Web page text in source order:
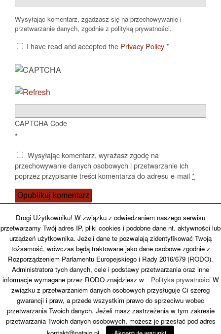
Wysyłając komentarz, zgadzasz się na przechowywanie i
przetwarzanie danych, zgodnie z polityką prywatności.
I have read and accepted the Privacy Policy*
CAPTCHA Code
*
Wysyłając komentarz, wyrażasz zgodę na
przechowywanie danych osobowych i przetwarzanie ich
poprzez przypisanie treści komentarza do adresu e-mail*
Potwierdź, że nie jesteś spamerem
Drogi Użytkowniku! W związku z odwiedzaniem naszego serwisu
przetwarzamy Twój adres IP, pliki cookies i podobne dane nt. aktywności lub
urządzeń użytkownika. Jeżeli dane te pozwalają zidentyfikować Twoją
tożsamość, wówczas będą traktowane jako dane osobowe zgodnie z
Rozporządzeniem Parlamentu Europejskiego i Rady 2016/679 (RODO).
Administratora tych danych, cele i podstawy przetwarzania oraz inne
informacje wymagane przez RODO znajdziesz w
Polityka prywatnościW
związku z przetwarzaniem danych osobowych przysługuje Ci szereg
gwarancji i praw, a przede wszystkim prawo do sprzeciwu wobec
przetwarzania Twoich danych. Jeżeli masz zastrzeżenia w tym zakresie
przetwarzania Twoich danych osobowych, możesz je przesłać pod adres
Back to top
Mobile Desktop